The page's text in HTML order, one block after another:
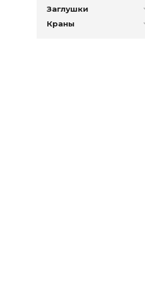
Заглушки
Краны